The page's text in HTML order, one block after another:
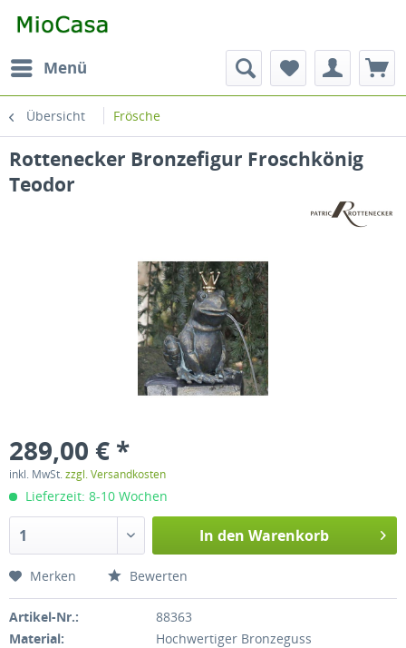
Menü
Übersicht Frösche
Rottenecker Bronzefigur Froschkönig
Teodor
289,00 € *
inkl. MwSt.zzgl. Versandkosten
Lieferzeit: 8-10 Wochen
In den Warenkorb
Merken Bewerten
Artikel-Nr.:
88363
Material:
Hochwertiger Bronzeguss